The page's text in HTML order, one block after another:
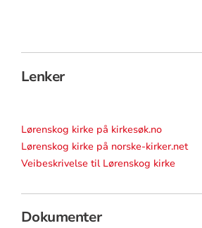
Lenker
Lørenskog kirke på kirkesøk.no
Lørenskog kirke på norske-kirker.net
Veibeskrivelse til Lørenskog kirke
Dokumenter